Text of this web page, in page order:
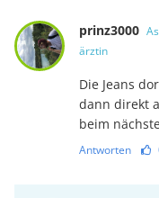
prinz3000
ärztin
Die Jeans
dann direkt
beim
Antworten